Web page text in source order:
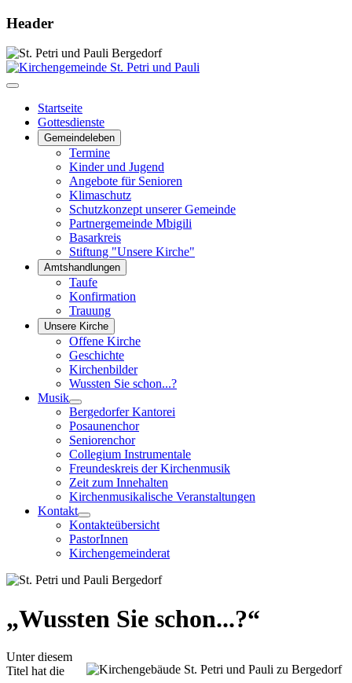
Header
Startseite
Gottesdienste
Gemeindeleben
Termine
Kinder und Jugend
Angebote für Senioren
Klimaschutz
Schutzkonzept unserer Gemeinde
Partnergemeinde Mbigili
Basarkreis
Stiftung "Unsere Kirche"
Amtshandlungen
Taufe
Konfirmation
Trauung
Unsere Kirche
Offene Kirche
Geschichte
Kirchenbilder
Wussten Sie schon...?
Musik
Bergedorfer Kantorei
Posaunenchor
Seniorenchor
Collegium Instrumentale
Freundeskreis der Kirchenmusik
Zeit zum Innehalten
Kirchenmusikalische Veranstaltungen
Kontakt
Kontakteübersicht
PastorInnen
Kirchengemeinderat
„Wussten Sie schon...?“
Unter diesem
Titel hat die